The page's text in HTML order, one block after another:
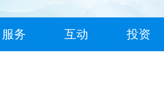
服务 互动 投资